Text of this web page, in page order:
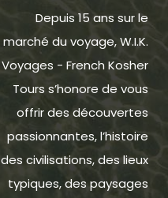
Depuis 15 ans sur le
marché du voyage, W.I.K.
Voyages - French Kosher
Tours s’honore de vous
offrir des découvertes
passionnantes, l’histoire
des civilisations, des lieux
typiques, des paysages